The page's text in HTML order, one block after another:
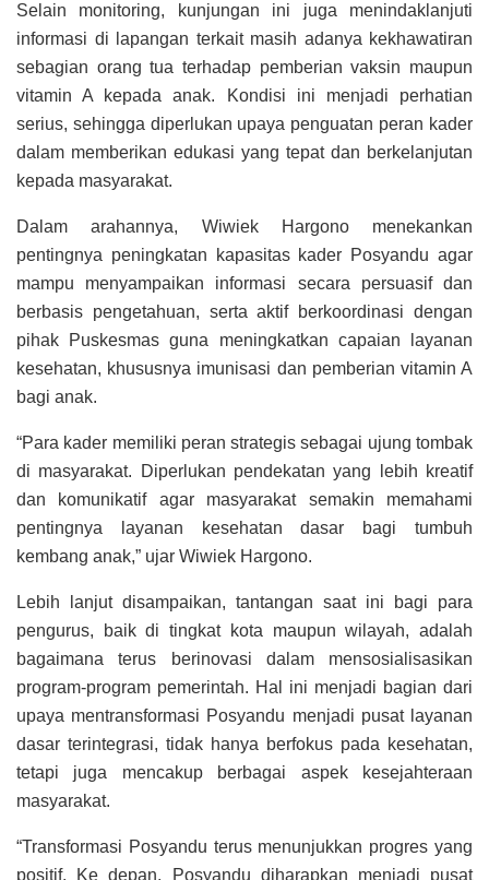
Selain monitoring, kunjungan ini juga menindaklanjuti
informasi di lapangan terkait masih adanya kekhawatiran
sebagian orang tua terhadap pemberian vaksin maupun
vitamin A kepada anak. Kondisi ini menjadi perhatian
serius, sehingga diperlukan upaya penguatan peran kader
dalam memberikan edukasi yang tepat dan berkelanjutan
kepada masyarakat.
Dalam arahannya, Wiwiek Hargono menekankan
pentingnya peningkatan kapasitas kader Posyandu agar
mampu menyampaikan informasi secara persuasif dan
berbasis pengetahuan, serta aktif berkoordinasi dengan
pihak Puskesmas guna meningkatkan capaian layanan
kesehatan, khususnya imunisasi dan pemberian vitamin A
bagi anak.
“Para kader memiliki peran strategis sebagai ujung tombak
di masyarakat. Diperlukan pendekatan yang lebih kreatif
dan komunikatif agar masyarakat semakin memahami
pentingnya layanan kesehatan dasar bagi tumbuh
kembang anak,” ujar Wiwiek Hargono.
Lebih lanjut disampaikan, tantangan saat ini bagi para
pengurus, baik di tingkat kota maupun wilayah, adalah
bagaimana terus berinovasi dalam mensosialisasikan
program-program pemerintah. Hal ini menjadi bagian dari
upaya mentransformasi Posyandu menjadi pusat layanan
dasar terintegrasi, tidak hanya berfokus pada kesehatan,
tetapi juga mencakup berbagai aspek kesejahteraan
masyarakat.
“Transformasi Posyandu terus menunjukkan progres yang
positif. Ke depan, Posyandu diharapkan menjadi pusat